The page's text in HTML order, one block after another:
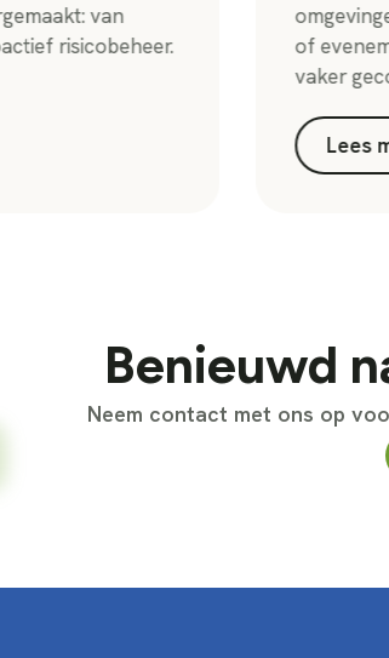
van
risicobeheer.
of
vaker
Lees
Benieuwd
Neem contact met ons op